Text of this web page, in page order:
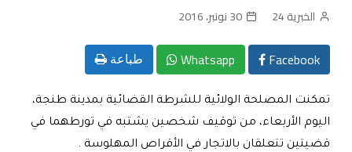
الخبرية 24 30 نونبر، 2016
Facebook
Whatsapp طباعة
تمكنت المصلحة الولائية للشرطة القضائية بمدينة طنجة،
اليوم الأربعاء، من توقيف شخصين يشتبه في تورطهما في
قضيتين تتعلقان بالاتجار في الأقراص المهلوسة .